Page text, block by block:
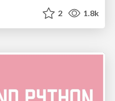
2 1.8k